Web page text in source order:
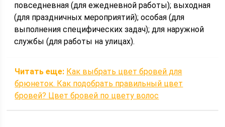
повседневная (для ежедневной работы); выходная
(для праздничных мероприятий); особая (для
выполнения специфических задач); для наружной
службы (для работы на улицах).
Читать еще: Как выбрать цвет бровей для
брюнеток. Как подобрать правильный цвет
бровей? Цвет бровей по цвету волос